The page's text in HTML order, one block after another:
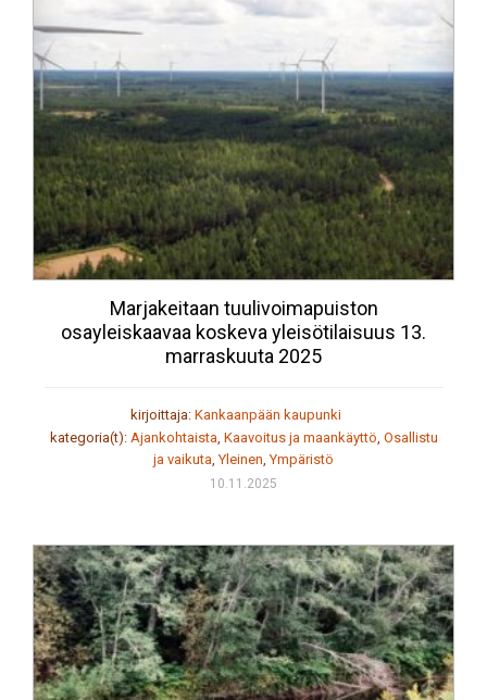
Marjakeitaan tuulivoimapuiston
osayleiskaavaa koskeva yleisötilaisuus 13.
marraskuuta 2025
kirjoittaja: Kankaanpään kaupunki
kategoria(t): Ajankohtaista, Kaavoitus ja maankäyttö, Osallistu
ja vaikuta,Yleinen,Ympäristö
10.11.2025